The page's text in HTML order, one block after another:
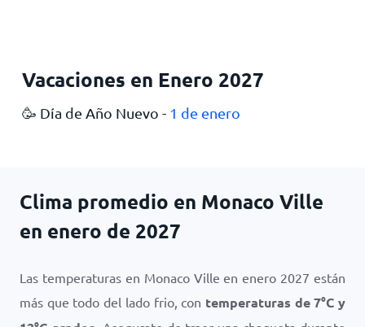
Vacaciones en Enero 2027
🥳 Día de Año Nuevo - 1 de enero
Clima promedio en Monaco Ville
en enero de 2027
Las temperaturas en Monaco Ville en enero 2027 están
más que todo del lado frio, con temperaturas de7°C y